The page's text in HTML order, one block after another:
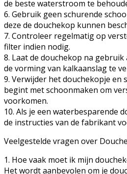
de beste waterstroom te
6. Gebruik geen schurende
deze de douchekop kunnen
7. Controleer regelmatig op
filter indien nodig.
8. Laat de douchekop na
de vorming van kalkaanslag te
9. Verwijder het douchekopje en
begint met schoonmaken om
voorkomen.
10. Als je een waterbesparende
de instructies van de fabrikant
Veelgestelde vragen over
1. Hoe vaak moet ik mijn
Het wordt aanbevolen om je